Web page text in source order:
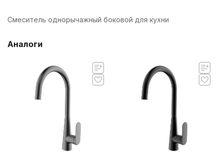
Смеситель однорычажный боковой для кухни
Аналоги